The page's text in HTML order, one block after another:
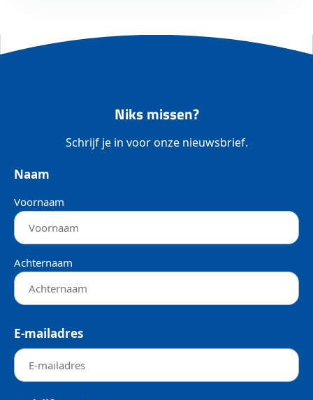
Niks missen?
Schrijf je in voor onze nieuwsbrief.
Naam
Voornaam
Achternaam
E-mailadres